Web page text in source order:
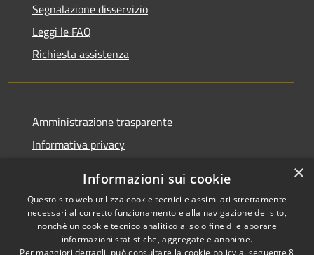
Segnalazione disservizio
Leggi le FAQ
Richiesta assistenza
Amministrazione trasparente
Informativa privacy
Dichiarazione di accessibilità
×
Informazioni sui cookie
Questo sito web utilizza cookie tecnici e assimilati strettamente
necessari al corretto funzionamento e alla navigazione del sito,
nonché un cookie tecnico analitico al solo fine di elaborare
informazioni statistiche, aggregate e anonime.
Per maggiori dettagli, può consultare la cookie policy al seguente8